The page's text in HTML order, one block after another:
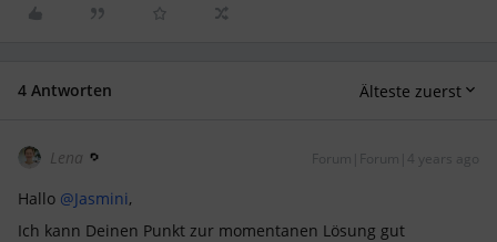
4 Antworten Älteste zuerst
Lena Forum|Forum|4 years ago
Hallo @Jasmini,
Ich kann Deinen Punkt zur momentanen Lösung gut